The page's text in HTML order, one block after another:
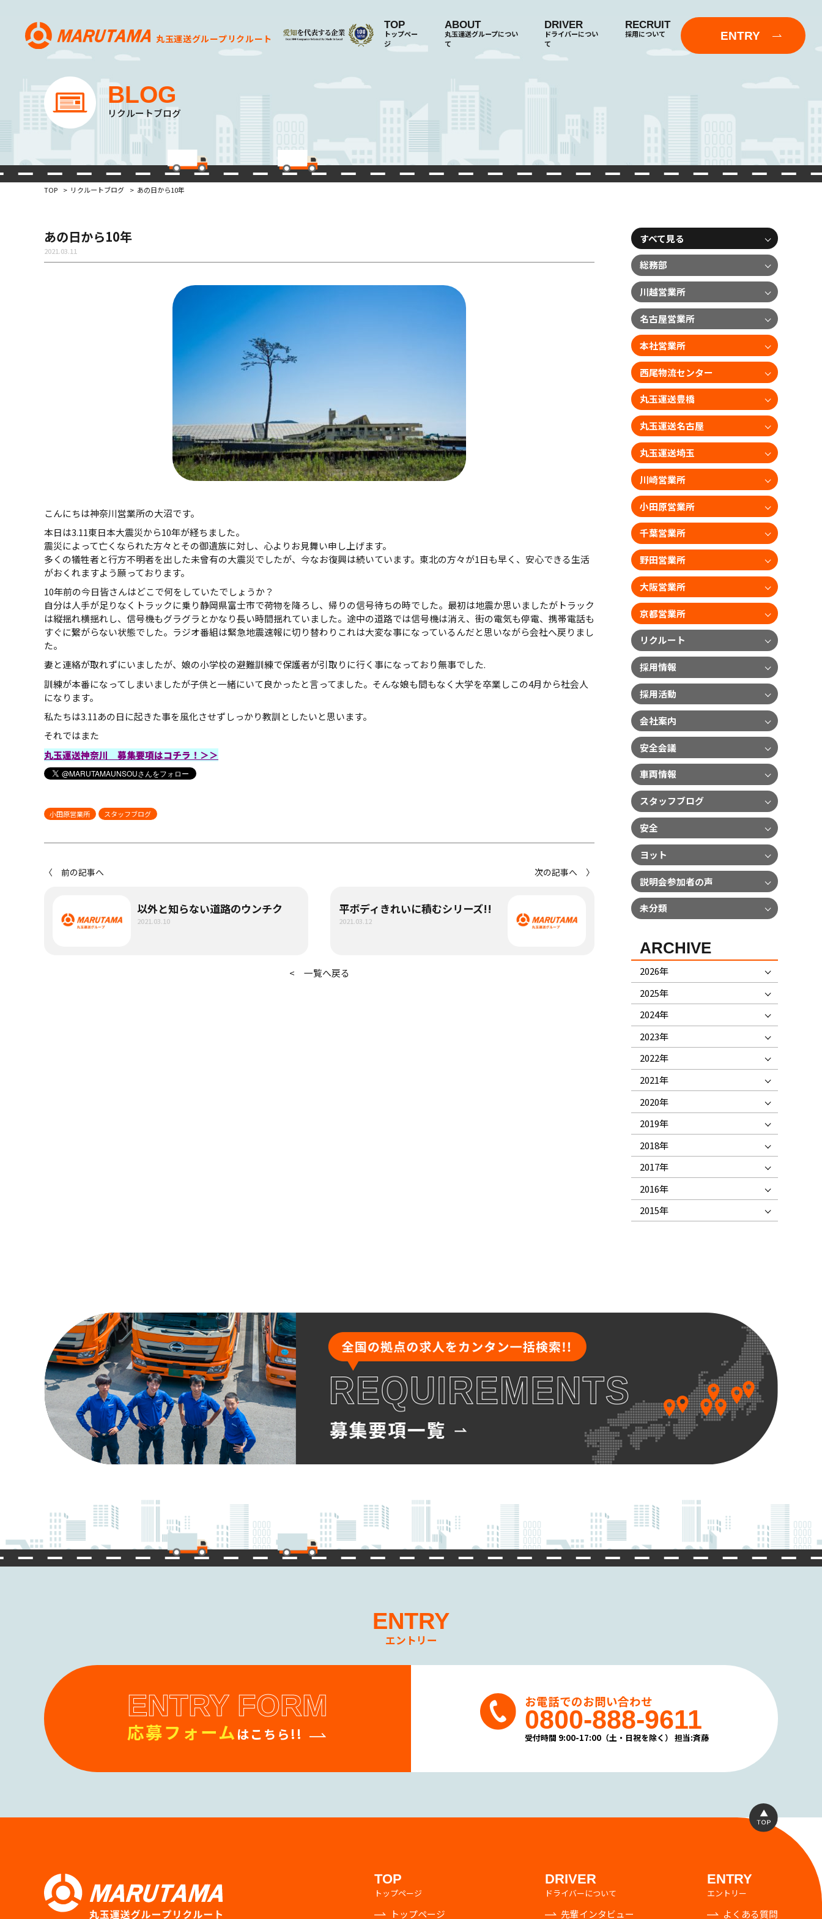
丸玉運送グループ リクルート
TOP
トップペー
ジ
ABOUT
丸玉運送グループについ
て
DRIVER
ドライバーについ
て
RECRUIT
採用について ENTRY
BLOG
リクルートブログ
TOP リクルートブログ あの日から10年
あの日から10年
2021.03.11
こんにちは神奈川営業所の大沼です。
本日は3.11東日本大震災から10年が経ちました。
震災によって亡くなられた方々とその御遺族に対し、心よりお見舞い申し上げます。
多くの犠牲者と行方不明者を出した未曾有の大震災でしたが、今なお復興は続いています。東北の方々が1日も早く、安心できる生活
がおくれますよう願っております。
10年前の今日皆さんはどこで何をしていたでしょうか？
自分は人手が足りなくトラックに乗り静岡県富士市で荷物を降ろし、帰りの信号待ちの時でした。最初は地震か思いましたがトラック
は縦揺れ横揺れし、信号機もグラグラとかなり長い時間揺れていました。途中の道路では信号機は消え、街の電気も停電、携帯電話も
すぐに繋がらない状態でした。ラジオ番組は緊急地震速報に切り替わりこれは大変な事になっているんだと思いながら会社へ戻りまし
た。
妻と連絡が取れずにいましたが、娘の小学校の避難訓練で保護者が引取りに行く事になっており無事でした.
訓練が本番になってしまいましたが子供と一緒にいて良かったと言ってました。そんな娘も間もなく大学を卒業しこの4月から社会人
になります。
私たちは3.11あの日に起きた事を風化させずしっかり教訓としたいと思います。
それではまた
丸玉運送神奈川 募集要項はコチラ！＞＞
小田原営業所 スタッフブログ
〈 前の記事へ
以外と知らない道路のウンチク
2021.03.10
次の記事へ 〉
平ボディきれいに積むシリーズ!!
2021.03.12
< 一覧へ戻る
すべて見る
総務部
川越営業所
名古屋営業所
本社営業所
西尾物流センター
丸玉運送豊橋
丸玉運送名古屋
丸玉運送埼玉
川崎営業所
小田原営業所
千葉営業所
野田営業所
大阪営業所
京都営業所
リクルート
採用情報
採用活動
会社案内
安全会議
車両情報
スタッフブログ
安全
ヨット
説明会参加者の声
未分類
ARCHIVE
2026年
2025年
2024年
2023年
2022年
2021年
2020年
2019年
2018年
2017年
2016年
2015年
ENTRY
エントリー
ENTRY FORM
応募フォーム はこちら!!
お電話でのお問い合わせ
0800-888-9611
受付時間 9:00-17:00（土・日祝を除く） 担当:斉藤
TOP
トップページ
トップページ
DRIVER
ドライバーについて
先輩インタビュー
ENTRY
エントリー
よくある質問